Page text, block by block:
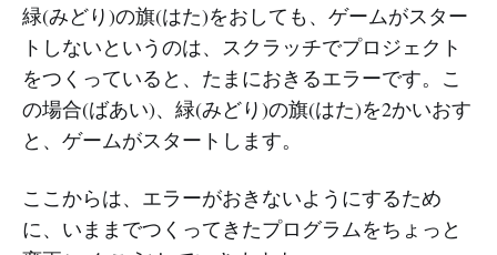
緑(みどり)の旗(はた)をおしても、ゲームがスター
トしないというのは、スクラッチでプロジェクト
をつくっていると、たまにおきるエラーです。こ
の場合(ばあい)、緑(みどり)の旗(はた)を2かいおす
と、ゲームがスタートします。
ここからは、エラーがおきないようにするため
に、いままでつくってきたプログラムをちょっと